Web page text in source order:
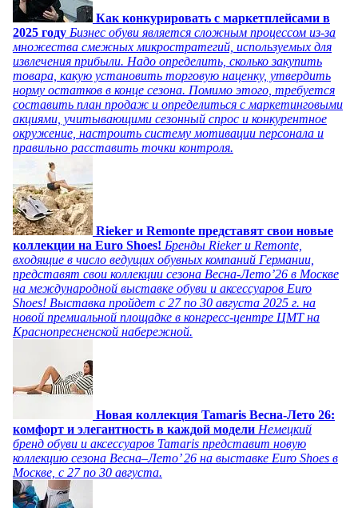
Как конкурировать с маркетплейсами в
2025 году Бизнес обуви является сложным процессом из-за
множества смежных микростратегий, используемых для
извлечения прибыли. Надо определить, сколько закупить
товара, какую установить торговую наценку, утвердить
норму остатков в конце сезона. Помимо этого, требуется
составить план продаж и определиться с маркетинговыми
акциями, учитывающими сезонный спрос и конкурентное
окружение, настроить систему мотивации персонала и
правильно расставить точки контроля.
Rieker и Remonte представят свои новые
коллекции на Euro Shoes! Бренды Rieker и Remonte,
входящие в число ведущих обувных компаний Германии,
представят свои коллекции сезона Весна-Лето’26 в Москве
на международной выставке обуви и аксессуаров Euro
Shoes! Выставка пройдет c 27 по 30 августа 2025 г. на
новой премиальной площадке в конгресс-центре ЦМТ на
Краснопресненской набережной.
Новая коллекция Tamaris Весна-Лето 26:
комфорт и элегантность в каждой модели Немецкий
бренд обуви и аксессуаров Tamaris представит новую
коллекцию сезона Весна–Лето’ 26 на выставке Euro Shoes в
Москве, с 27 по 30 августа.